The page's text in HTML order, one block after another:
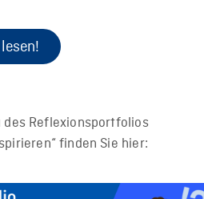
des Reflexionsportfolios
finden Sie hier: